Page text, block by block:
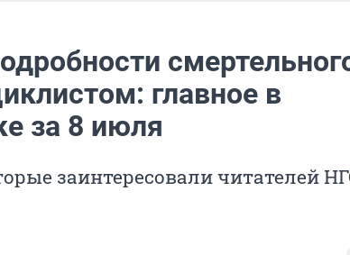
главное в
за 8 июля
заинтересовали читателей